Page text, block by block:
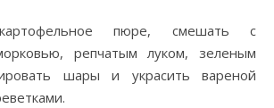
пюре, смешать с
репчатым луком, зеленым
шары и украсить вареной